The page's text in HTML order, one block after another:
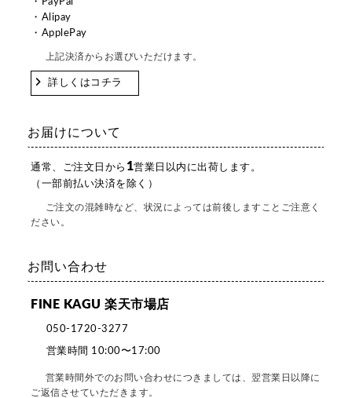
・Alipay
・ApplePay
上記決済からお選びいただけます。
詳しくはコチラ
お届けについて
通常、ご注文日から 1営業日以内に出荷します。
（一部前払い決済を除く）
ご注文の混雑時など、状況によっては前後しますことご注意く
ださい。
お問い合わせ
FINE KAGU 楽天市場店
050-1720-3277
営業時間 10:00〜17:00
営業時間外でのお問い合わせにつきましては、翌営業日以降に
ご返信させていただきます。